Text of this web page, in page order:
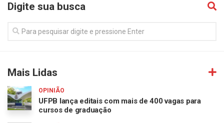
Digite sua busca
Mais Lidas
OPINIÃO
UFPB lança editais com mais de 400 vagas para
cursos de graduação